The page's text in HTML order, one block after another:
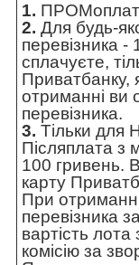
1.
2. Для будь-
перевізника
сплачуєте,
Приватбанку,
отриманні ви
перевізника.
3. Тільки для
Післяплата з
100 гривень.
карту
При
перевізника
вартість
комісію за